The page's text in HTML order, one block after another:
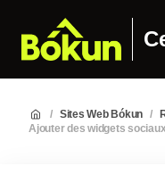
/ Sites Web Bókun /
Ajouter des widgets